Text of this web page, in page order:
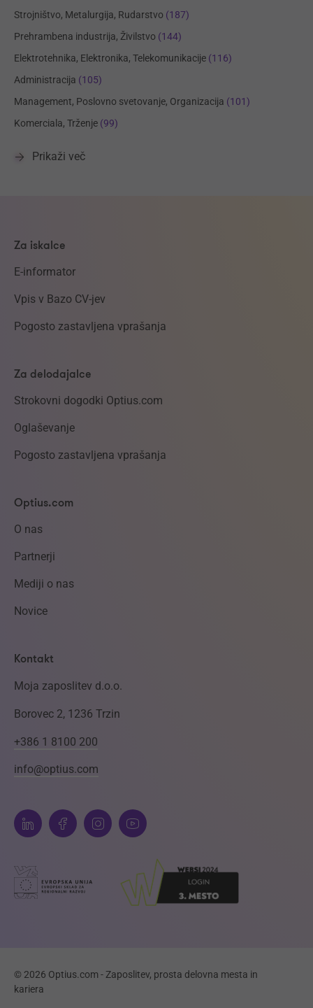
Strojništvo, Metalurgija, Rudarstvo (187)
Prehrambena industrija, Živilstvo (144)
Elektrotehnika, Elektronika, Telekomunikacije (116)
Administracija (105)
Management, Poslovno svetovanje, Organizacija (101)
Komerciala, Trženje (99)
Prikaži več
Za iskalce
E-informator
Vpis v Bazo CV-jev
Pogosto zastavljena vprašanja
Za delodajalce
Strokovni dogodki Optius.com
Oglaševanje
Pogosto zastavljena vprašanja
Optius.com
O nas
Partnerji
Mediji o nas
Novice
Kontakt
Moja zaposlitev d.o.o.
Borovec 2, 1236 Trzin
+386 1 8100 200
info@optius.com
© 2026 Optius.com - Zaposlitev, prosta delovna mesta in
kariera